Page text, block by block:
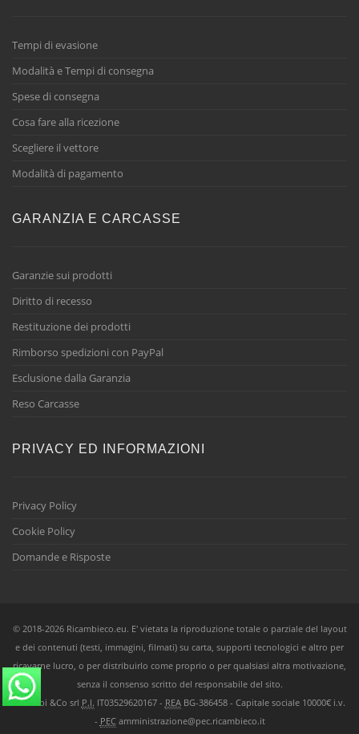
Tempi di evasione
Modalità e Tempi di consegna
Spese di consegna
Cosa fare alla ricezione
Scegliere il vettore
Modalità di pagamento
GARANZIA E CARCASSE
Garanzie sui prodotti
Diritto di recesso
Restituzione dei prodotti
Rimborso spedizioni con PayPal
Esclusione dalla Garanzia
Reso Carcasse
PRIVACY ED INFORMAZIONI
Privacy Policy
Cookie Policy
Domande e Risposte
© 2018-2026 Ricambieco.eu. E' vietata la riproduzione totale o parziale del layout
e dei contenuti (testi, immagini, filmati) su carta, supporti tecnologici e altro per
ricavarne lucro, o per distribuirlo come proprio o per qualsiasi altra motivazione,
senza il consenso scritto del responsabile del sito.
Ricambi &Co srl P.I. IT03529620167 - REABG-386458 - Capitale sociale 10000€ i.v.
- PECamministrazione@pec.ricambieco.it